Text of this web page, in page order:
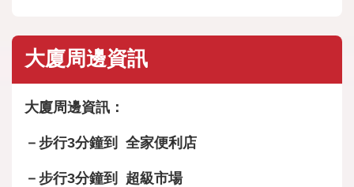
大廈周邊資訊
大廈周邊資訊：
－步行3分鐘到 全家便利店
－步行3分鐘到 超級市場